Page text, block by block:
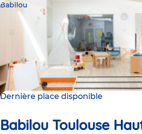
Babilou
Dernière place disponible
Babilou Toulouse